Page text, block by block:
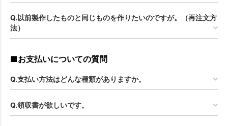
Q.以前製作したものと同じものを作りたいのですが。（再注文方
法）
■お支払いについての質問
Q.支払い方法はどんな種類がありますか。
Q.領収書が欲しいです。